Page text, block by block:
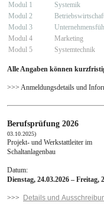
Modul 1
Systemik
Modul 2
Modul 3
Modul 4 Marketing
Modul 5 Systemtechnik
Alle Angaben können
>>> Anmeldungsdetails und
03.10.2025)
Projekt- und Werkstattleiter im
Datum:
Dienstag, 24.03.2026 – Freitag,
>>> Details und